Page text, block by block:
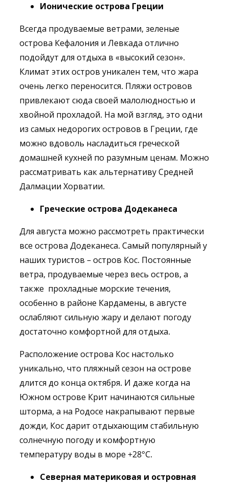
Ионические острова Греции
Всегда продуваемые ветрами, зеленые
острова Кефалония и Левкада отлично
подойдут для отдыха в «высокий сезон».
Климат этих остров уникален тем, что жара
очень легко переносится. Пляжи островов
привлекают сюда своей малолюдностью и
хвойной прохладой. На мой взгляд, это одни
из самых недорогих островов в Греции, где
можно вдоволь насладиться греческой
домашней кухней по разумным ценам. Можно
рассматривать как альтернативу Средней
Далмации Хорватии.
Греческие острова Додеканеса
Для августа можно рассмотреть практически
все острова Додеканеса. Самый популярный у
наших туристов – остров Кос. Постоянные
ветра, продуваемые через весь остров, а
также прохладные морские течения,
особенно в районе Кардамены, в августе
ослабляют сильную жару и делают погоду
достаточно комфортной для отдыха.
Расположение острова Кос настолько
уникально, что пляжный сезон на острове
длится до конца октября. И даже когда на
Южном острове Крит начинаются сильные
шторма, а на Родосе накрапывают первые
дожди, Кос дарит отдыхающим стабильную
солнечную погоду и комфортную
температуру воды в море +28°C.
Северная материковая и островная